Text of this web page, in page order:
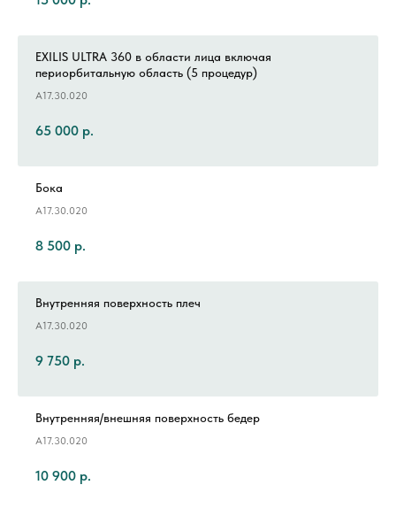
EXILIS ULTRA 360 в области лица включая
периорбитальную область (5 процедур)
А17.30.020
65 000 р.
Бока
А17.30.020
8 500 р.
Внутренняя поверхность плеч
А17.30.020
9 750 р.
Внутренняя/внешняя поверхность бедер
А17.30.020
10 900 р.